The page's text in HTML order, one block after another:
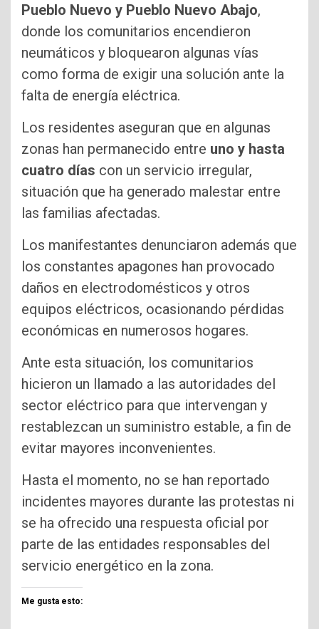
Pueblo Nuevo y Pueblo Nuevo Abajo,
donde los comunitarios encendieron
neumáticos y bloquearon algunas vías
como forma de exigir una solución ante la
falta de energía eléctrica.
Los residentes aseguran que en algunas
zonas han permanecido entre uno y hasta
cuatro días con un servicio irregular,
situación que ha generado malestar entre
las familias afectadas.
Los manifestantes denunciaron además que
los constantes apagones han provocado
daños en electrodomésticos y otros
equipos eléctricos, ocasionando pérdidas
económicas en numerosos hogares.
Ante esta situación, los comunitarios
hicieron un llamado a las autoridades del
sector eléctrico para que intervengan y
restablezcan un suministro estable, a fin de
evitar mayores inconvenientes.
Hasta el momento, no se han reportado
incidentes mayores durante las protestas ni
se ha ofrecido una respuesta oficial por
parte de las entidades responsables del
servicio energético en la zona.
Me gusta esto: